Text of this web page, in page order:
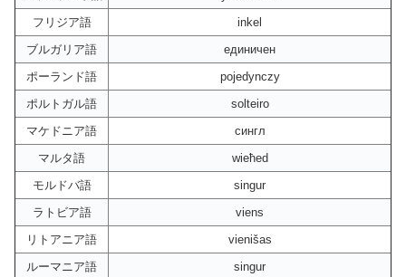
フリジア語
inkel
ブルガリア語
единичен
ポーランド語
pojedynczy
ポルトガル語
solteiro
マケドニア語
сингл
マルタ語
wieħed
モルドバ語
singur
ラトビア語
viens
リトアニア語
vienišas
ルーマニア語
singur